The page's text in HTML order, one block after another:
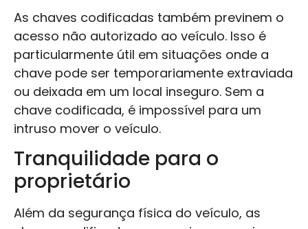
As chaves codificadas também previnem o
acesso não autorizado ao veículo. Isso é
particularmente útil em situações onde a
chave pode ser temporariamente extraviada
ou deixada em um local inseguro. Sem a
chave codificada, é impossível para um
intruso mover o veículo.
Tranquilidade para o
proprietário
Além da segurança física do veículo, as